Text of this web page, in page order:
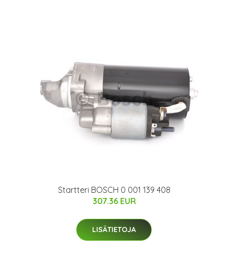
Startteri BOSCH 0 001 139 408
307.36 EUR
LISÄTIETOJA